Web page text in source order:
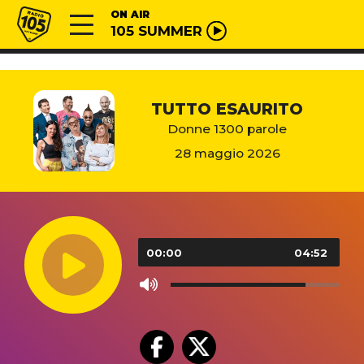
Vai al contenuto
Radio 105 ON AIR
105 SUMMER
TUTTO ESAURITO
Donne 1300 parole
28 maggio 2026
Audio
Player
00:00 04:52
Use
keys